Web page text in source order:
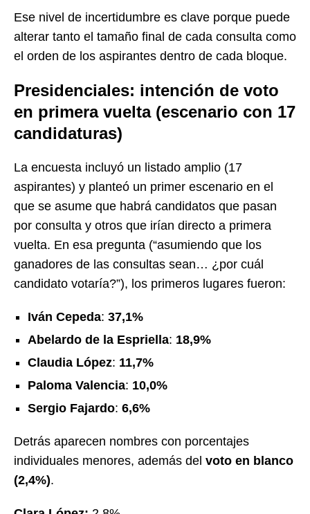
Ese nivel de incertidumbre es clave porque puede
alterar tanto el tamaño final de cada consulta como
el orden de los aspirantes dentro de cada bloque.
Presidenciales: intención de voto
en primera vuelta (escenario con 17
candidaturas)
La encuesta incluyó un listado amplio (17
aspirantes) y planteó un primer escenario en el
que se asume que habrá candidatos que pasan
por consulta y otros que irían directo a primera
vuelta. En esa pregunta (“asumiendo que los
ganadores de las consultas sean… ¿por cuál
candidato votaría?”), los primeros lugares fueron:
Iván Cepeda: 37,1%
Abelardo de la Espriella: 18,9%
Claudia López: 11,7%
Paloma Valencia: 10,0%
Sergio Fajardo: 6,6%
Detrás aparecen nombres con porcentajes
individuales menores, además del voto en blanco
(2,4%).